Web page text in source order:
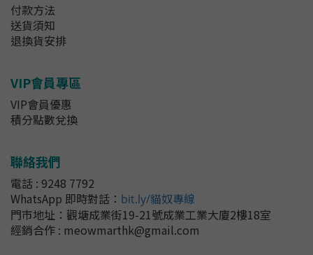
付款方法
送貨須知
退換貨安排
VIP會員專區
VIP會員優惠
積分點數兌換
聯絡我們
電話 : 9248 7792
WhatsApp 即時對話 ： bit.ly/貓奴專線
門市地址： 觀塘成業街19-21號成業工業大廈2樓18室
經銷合作 : meowmarthk@gmail.com